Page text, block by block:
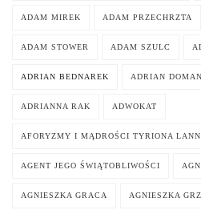
ADAM MIREK ADAM PRZECHRZTA
ADAM STOWER ADAM SZULC
ADRIAN BEDNAREK ADRIAN DOMAN
ADRIANNA RAK ADWOKAT
AFORYZMY I MĄDROŚCI TYRIONA
AGENT JEGO ŚWIĄTOBLIWOŚCI
AGNIESZKA GRACA AGNIESZKA